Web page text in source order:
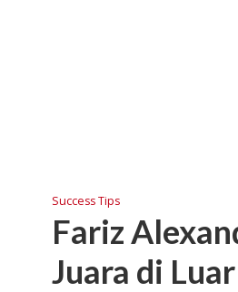
Success Tips
Fariz
Juara di